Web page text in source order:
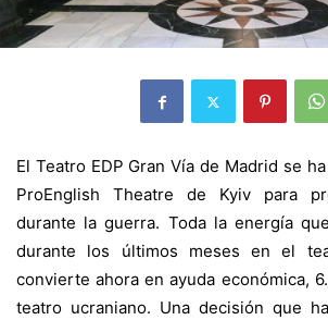
El Teatro EDP Gran Vía de Madrid se
ProEnglish Theatre de Kyiv para
durante la guerra. Toda la energía
durante los últimos meses en el
convierte ahora en ayuda económica,
teatro ucraniano. Una decisión que